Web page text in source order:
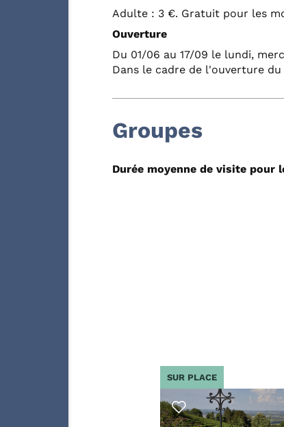
Adulte : 3 €. Gratuit pour les
Ouverture
Du 01/06 au 17/09 le lundi,
Dans le cadre de l'ouverture du
Groupes
Durée moyenne de visite pour
SUR PLACE